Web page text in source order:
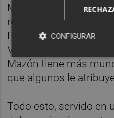
Mazón.
restaurantes que nos
President. Porque no
Ventorro —aunque
Mazón tiene más
que algunos le
Todo esto, servido en
CONFIGURAR